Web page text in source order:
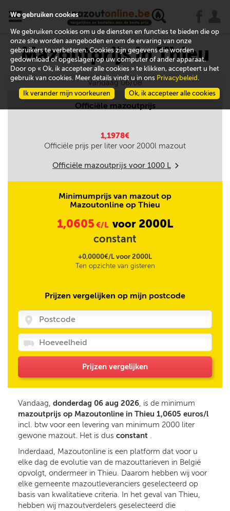
x
Mazoutprijs in Thieu
Vandaag 06/08
Officiële mazoutprijs
1,1978€
Officiële prijs per liter voor 2000l mazout
Officiële mazoutprijs voor 1000 L m
Minimumprijs van mazout op
Mazoutonline op Thieu
1,0605 €/L voor 2000L
constant
+0,0000€/L voor 2000L
Ten opzichte van gisteren
Prijzen vergelijken op mijn postcode
Prijzen vergelijken
Vandaag, donderdag 06 aug 2026, is de minimum
mazoutprijs op Mazoutonline in Thieu 1,0605 euros/l
incl. btw voor een levering van minimum 2000 liter
gewone mazout. Het is dus constant .
Inderdaad, Mazoutonline is een platform dat voor u
elke dag de evolutie van de mazouttarieven in België
opvolgt, ondermeer in Thieu. Daarom hebben wij voor
elke gemeente mazoutleveranciers geselecteerd op
basis van kwalitatieve criteria. In het geval van Thieu,
hebben wij mazoutverdelers geselecteerd die
We gebruiken cookies
We gebruiken cookies om u de diensten en functies te bieden die op
onze site worden aangeboden en om de ervaring van onze
gebruikers te verbeteren. Cookies zijn gegevens die worden
gedownload of opgeslagen op uw computer of ander apparaat.
Door op « Ok, ik accepteer alle cookies » te klikken, accepteert u het
gebruik van cookies. Meer details vindt u in ons Privacybeleid .
Ok, ik accepteer alle cookies
Ik verander mijn voorkeuren